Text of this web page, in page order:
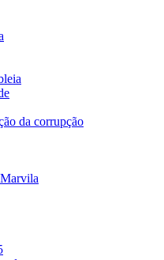
da corrupção